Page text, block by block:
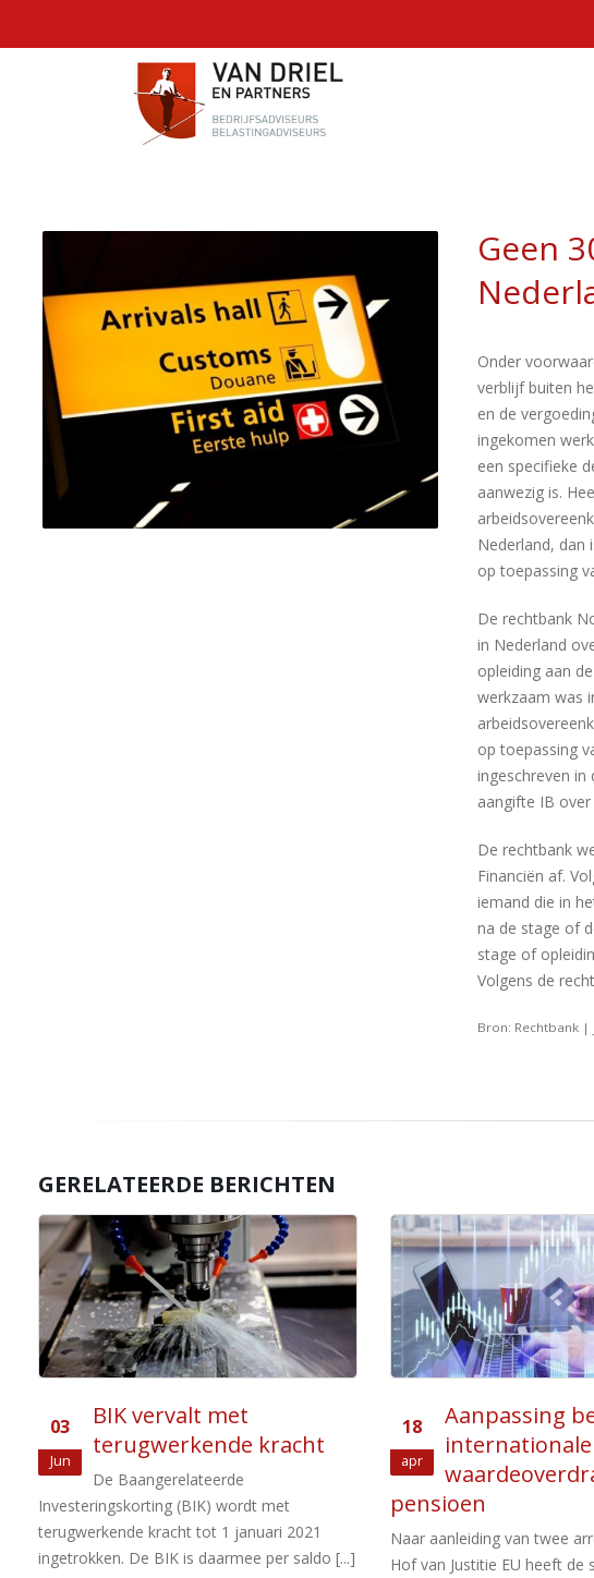
Geen
Onder
verblijf buiten
en de
ingekomen
een specifieke
aanwezig is.
Nederland, dan
op toepassing
De rechtbank
in Nederland
opleiding aan
werkzaam was
op toepassing
ingeschreven in
aangifte IB
De rechtbank
Financiën af.
iemand die in
na de stage of
stage of
Volgens de
Bron: Rechtbank |
GERELATEERDE BERICHTEN
18
apr
Aanpassing besluit
internationale
waardeoverdracht van
pensioen
Naar aanleiding van twee arresten van het
Hof van Justitie EU heeft de staatssecretaris
05
Jan
Tarieven en
De tarieven in box 1
inkomstenbelasting en voor
zijn in 2023 als volgt.
jaarbasis belasting [...]